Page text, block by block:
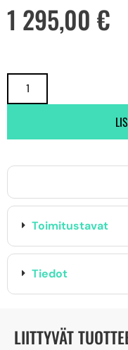
1 295,00 €
Toimitustavat
Tiedot
LIITTYVÄT